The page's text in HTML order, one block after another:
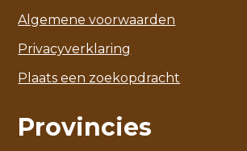
Algemene voorwaarden
Privacyverklaring
Plaats een zoekopdracht
Provincies